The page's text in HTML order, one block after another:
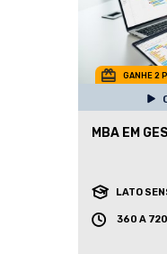
GANHE 2
MBA EM
LATO
360 A